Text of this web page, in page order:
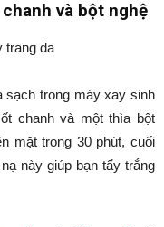
và bột nghệ
sạch trong máy xay sinh
chanh và một thìa bột
mặt trong 30 phút, cuối
này giúp bạn tẩy trắng